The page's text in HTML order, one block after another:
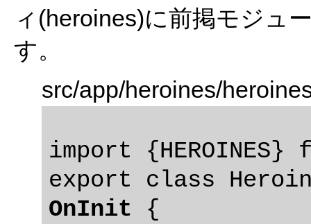
ィ(heroines)に前掲モジュ
す。
src/app/heroines/
import
OnInit {